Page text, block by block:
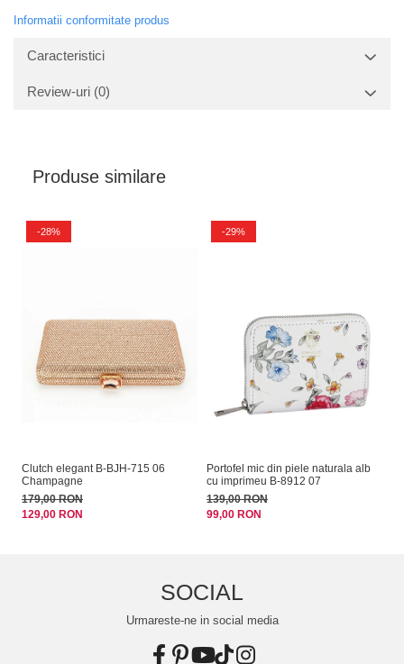
Informatii conformitate produs
Caracteristici
Review-uri (0)
Produse similare
-28%
Clutch elegant B-BJH-715 06
Champagne
179,00 RON
129,00 RON
-29%
Portofel mic din piele naturala alb
cu imprimeu B-8912 07
139,00 RON
99,00 RON
SOCIAL
Urmareste-ne in social media